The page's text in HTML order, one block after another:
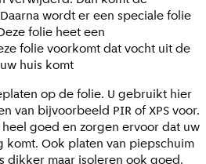
wordt er een speciale folie
folie heet een
folie voorkomt dat vocht uit de
huis komt
op de folie. U gebruikt hier
van bijvoorbeeld PIR of XPS voor.
goed en zorgen ervoor dat uw
komt. Ook platen van piepschuim
dikker maar isoleren ook goed.